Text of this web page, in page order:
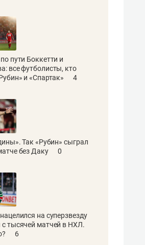
пути Боккетти и
все футболисты, кто
и «Спартак»
4
Так «Рубин» сыграл
без Даку
0
на суперзвезду
тысячей матчей в НХЛ.
6